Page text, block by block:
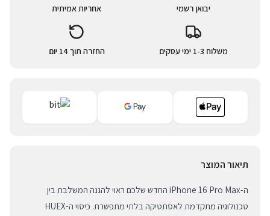
יבואן רשמי אחריות אמיתית
משלוח 1-3 ימי עסקים החזרה תוך 14 יום
תיאור המוצר
ה-iPhone 16 Pro Max החדש שלכם ראוי להגנה המשלבת בין
טכנולוגיה מתקדמת לאסתטיקה בלתי מתפשרת. כיסוי ה-HUEX